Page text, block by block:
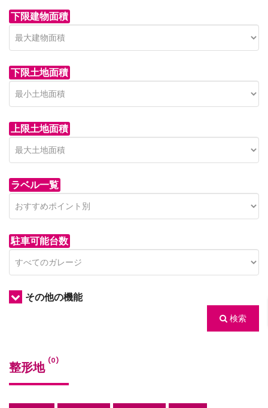
下限建物面積
下限土地面積
上限土地面積
ラベル一覧
駐車可能台数
その他の機能
検索
整形地 (0)
青木新築分譲住宅
on call
Price on call
セン
850
top-